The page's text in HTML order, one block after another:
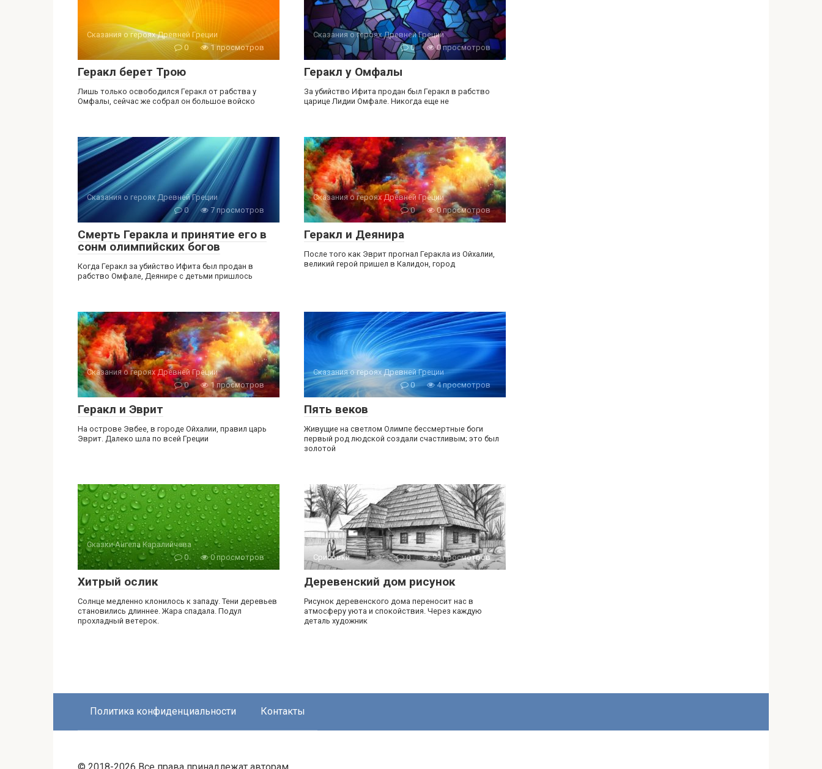
Сказания о героях Древней Греции
0
1 просмотров
Геракл берет Трою
Лишь только освободился Геракл от рабства у
Омфалы, сейчас же собрал он большое войско
Сказания о героях Древней Греции
0
0 просмотров
Геракл у Омфалы
За убийство Ифита продан был Геракл в рабство
царице Лидии Омфале. Никогда еще не
Сказания о героях Древней Греции
0
7 просмотров
Смерть Геракла и принятие его в
сонм олимпийских богов
Когда Геракл за убийство Ифита был продан в
рабство Омфале, Деянире c детьми пришлось
Сказания о героях Древней Греции
0
0 просмотров
Геракл и Деянира
После того как Эврит прогнал Геракла из Ойхалии,
великий герой пришел в Калидон, город
Сказания о героях Древней Греции
0
1 просмотров
Геракл и Эврит
На острове Эвбее, в городе Ойхалии, правил царь
Эврит. Далеко шла по всей Греции
Сказания о героях Древней Греции
0
4 просмотров
Пять веков
Живущие на светлом Олимпе бессмертные боги
первый род людской создали счастливым; это был
золотой
Сказки Ангела Каралийчева
0
0 просмотров
Хитрый ослик
Солнце медленно клонилось к западу. Тени деревьев
становились длиннее. Жара спадала. Подул
прохладный ветерок.
Срисовки 0 99 просмотров
Деревенский дом рисунок
Рисунок деревенского дома переносит нас в
атмосферу уюта и спокойствия. Через каждую
деталь художник
Политика конфиденциальности Контакты